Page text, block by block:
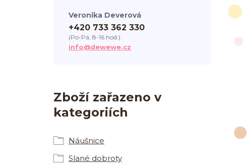
Zboží zařazeno v
kategoriích
Náušnice
Slané dobroty
Veronika Deverová
+420 733 362 330
(Po-Pá, 8-16 hod.)
info@dewewe.cz